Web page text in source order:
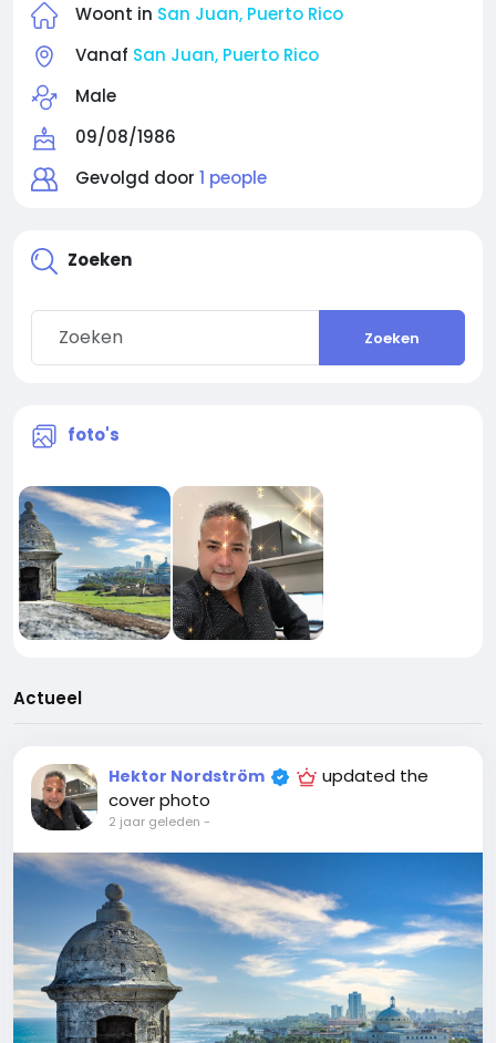
Woont in San Juan, Puerto Rico
Vanaf San Juan, Puerto Rico
Male
09/08/1986
Gevolgd door 1 people
Zoeken
Zoeken
foto's
Actueel
Hektor Nordström
updated the
cover photo
2 jaar geleden -